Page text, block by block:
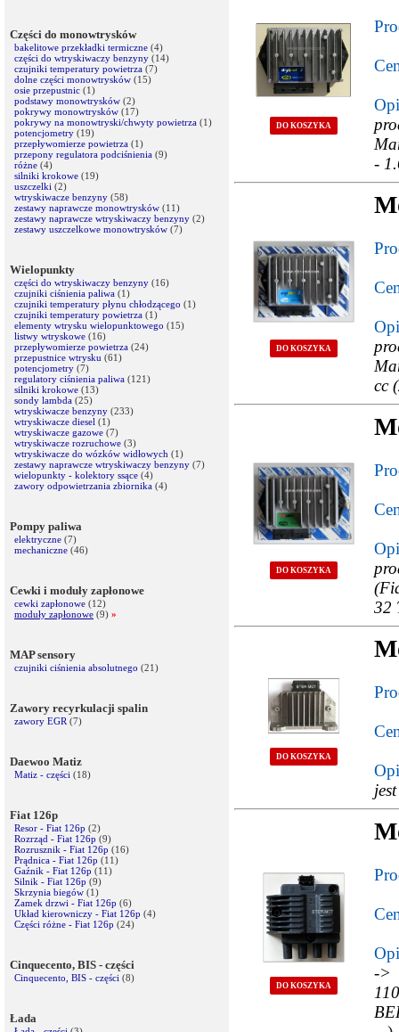
Części do monowtrysków
bakelitowe przekładki termiczne (4)
części do wtryskiwaczy benzyny (14)
czujniki temperatury powietrza (7)
dolne części monowtrysków (15)
osie przepustnic (1)
podstawy monowtrysków (2)
pokrywy monowtrysków (17)
pokrywy na monowtryski/chwyty powietrza (1)
potencjometry (19)
przepływomierze powietrza (1)
przepony regulatora podciśnienia (9)
różne (4)
silniki krokowe (19)
uszczelki (2)
wtryskiwacze benzyny (58)
zestawy naprawcze monowtrysków (11)
zestawy naprawcze wtryskiwaczy benzyny (2)
zestawy uszczelkowe monowtrysków (7)
Wielopunkty
części do wtryskiwaczy benzyny (16)
czujniki ciśnienia paliwa (1)
czujniki temperatury płynu chłodzącego (1)
czujniki temperatury powietrza (1)
elementy wtrysku wielopunktowego (15)
listwy wtryskowe (16)
przepływomierze powietrza (24)
przepustnice wtrysku (61)
potencjometry (7)
regulatory ciśnienia paliwa (121)
silniki krokowe (13)
sondy lambda (25)
wtryskiwacze benzyny (233)
wtryskiwacze diesel (1)
wtryskiwacze gazowe (7)
wtryskiwacze rozruchowe (3)
wtryskiwacze do wózków widłowych (1)
zestawy naprawcze wtryskiwaczy benzyny (7)
wielopunkty - kolektory ssące (4)
zawory odpowietrzania zbiornika (4)
Pompy paliwa
elektryczne (7)
mechaniczne (46)
Cewki i moduły zapłonowe
cewki zapłonowe (12)
moduły zapłonowe (9) »
MAP sensory
czujniki ciśnienia absolutnego (21)
Zawory recyrkulacji spalin
zawory EGR (7)
Daewoo Matiz
Matiz - części (18)
Fiat 126p
Resor - Fiat 126p (2)
Rozrząd - Fiat 126p (9)
Rozrusznik - Fiat 126p (16)
Prądnica - Fiat 126p (11)
Gaźnik - Fiat 126p (11)
Silnik - Fiat 126p (9)
Skrzynia biegów (1)
Zamek drzwi - Fiat 126p (6)
Układ kierowniczy - Fiat 126p (4)
Części różne - Fiat 126p (24)
Cinquecento, BIS - części
Cinquecento, BIS - części (8)
Łada
DO KOSZYKA
-
DO KOSZYKA
cc
DO KOSZYKA
32
DO KOSZYKA
DO KOSZYKA
->